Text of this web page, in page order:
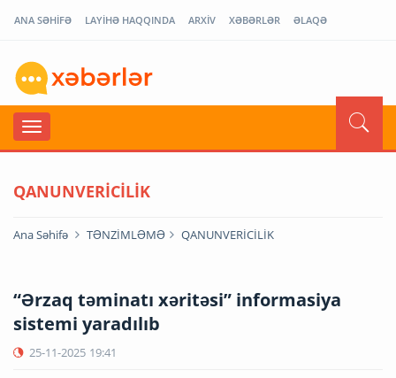
ANA SƏHİFƏ LAYİHƏ HAQQINDA ARXİV XƏBƏRLƏR ƏLAQƏ
QANUNVERİCİLİK
Ana Səhifə TƏNZİMLƏMƏ QANUNVERİCİLİK
“Ərzaq təminatı xəritəsi” informasiya
sistemi yaradılıb
25-11-2025 19:41